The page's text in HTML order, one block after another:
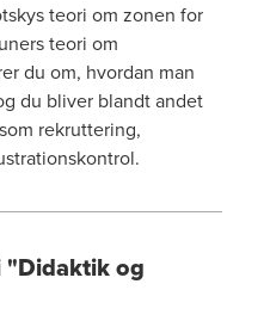
teori om zonen for
teori om
du om, hvordan man
du bliver blandt andet
rekruttering,
"Didaktik og